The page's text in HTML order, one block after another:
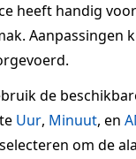
heeft handig
Aanpassingen
de
Uur, Minuut, en
om de